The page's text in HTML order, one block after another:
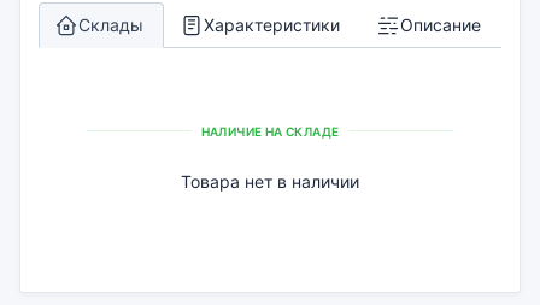
Склады Характеристики Описание
НАЛИЧИЕ НА СКЛАДЕ
Товара нет в наличии